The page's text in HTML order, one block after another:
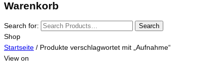
Warenkorb
Search for: Search
Shop
Startseite / Produkte verschlagwortet mit „Aufnahme“
View on